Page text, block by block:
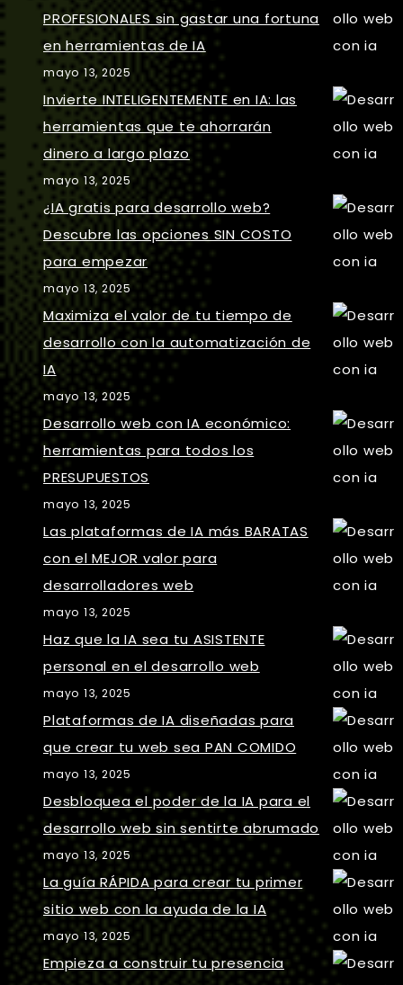
PROFESIONALES sin gastar una fortuna
en herramientas de IA
mayo 13, 2025
Invierte INTELIGENTEMENTE en IA: las
herramientas que te ahorrarán
dinero a largo plazo
mayo 13, 2025
¿IA gratis para desarrollo web?
Descubre las opciones SIN COSTO
para empezar
mayo 13, 2025
Maximiza el valor de tu tiempo de
desarrollo con la automatización de
IA
mayo 13, 2025
Desarrollo web con IA económico:
herramientas para todos los
PRESUPUESTOS
mayo 13, 2025
Las plataformas de IA más BARATAS
con el MEJOR valor para
desarrolladores web
mayo 13, 2025
Haz que la IA sea tu ASISTENTE
personal en el desarrollo web
mayo 13, 2025
Plataformas de IA diseñadas para
que crear tu web sea PAN COMIDO
mayo 13, 2025
Desbloquea el poder de la IA para el
desarrollo web sin sentirte abrumado
mayo 13, 2025
La guía RÁPIDA para crear tu primer
sitio web con la ayuda de la IA
mayo 13, 2025
Empieza a construir tu presencia